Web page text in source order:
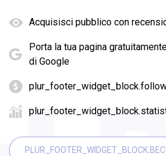
Acquisisci pubblico con
Porta la tua pagina
di Google